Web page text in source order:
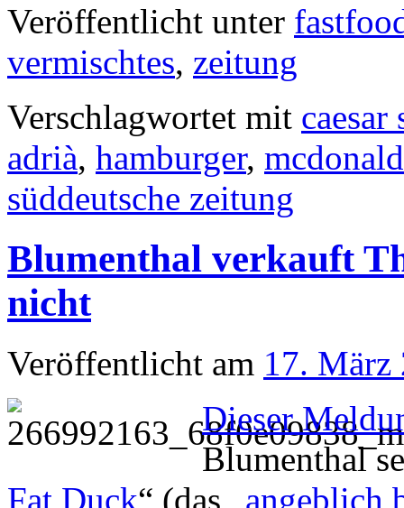
Veröffentlicht unter
vermischtes, zeitung
Verschlagwortet mit caesar
adrià, hamburger,
süddeutsche zeitung
Blumenthal verkauft
nicht
Veröffentlicht am 17. März
Dieser
Blumenthal
Fat Duck“ (das „ angeblich